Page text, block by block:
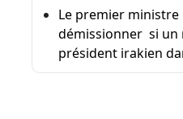
Le premier ministre
démissionner si un
président irakien